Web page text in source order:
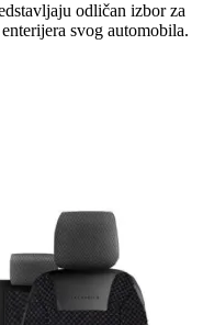
odličan izbor za
svog automobila.